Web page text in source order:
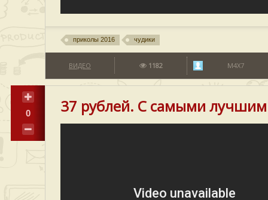
приколы 2016 чудики
ВИДЕО 1182 M4X7
0 37 рублей. С самыми